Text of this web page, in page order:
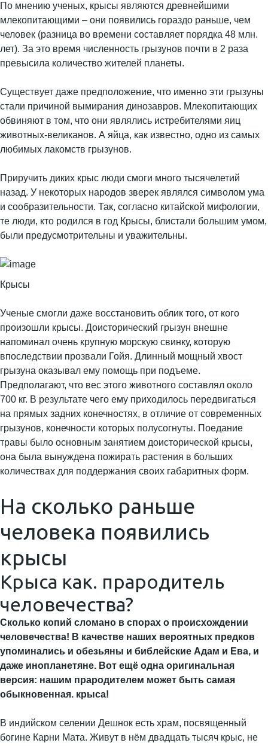
По мнению ученых, крысы являются древнейшими
млекопитающими – они появились гораздо раньше, чем
человек (разница во времени составляет порядка 48 млн.
лет). За это время численность грызунов почти в 2 раза
превысила количество жителей планеты.
Существует даже предположение, что именно эти грызуны
стали причиной вымирания динозавров. Млекопитающих
обвиняют в том, что они являлись истребителями яиц
животных-великанов. А яйца, как известно, одно из самых
любимых лакомств грызунов.
Приручить диких крыс люди смоги много тысячелетий
назад. У некоторых народов зверек являлся символом ума
и сообразительности. Так, согласно китайской мифологии,
те люди, кто родился в год Крысы, блистали большим умом,
были предусмотрительны и уважительны.
Крысы
Ученые смогли даже восстановить облик того, от кого
произошли крысы. Доисторический грызун внешне
напоминал очень крупную морскую свинку, которую
впоследствии прозвали Гойя. Длинный мощный хвост
грызуна оказывал ему помощь при подъеме.
Предполагают, что вес этого животного составлял около
700 кг. В результате чего ему приходилось передвигаться
на прямых задних конечностях, в отличие от современных
грызунов, конечности которых полусогнуты. Поедание
травы было основным занятием доисторической крысы,
она была вынуждена пожирать растения в больших
количествах для поддержания своих габаритных форм.
На сколько раньше
человека появились
крысы
Крыса как. прародитель
человечества?
Сколько копий сломано в спорах о происхождении
человечества! В качестве наших вероятных предков
упоминались и обезьяны и библейские Адам и Ева, и
даже инопланетяне. Вот ещё одна оригинальная
версия: нашим прародителем может быть самая
обыкновенная. крыса!
В индийском селении Дешнок есть храм, посвященный
богине Карни Мата. Живут в нём двадцать тысяч крыс, не